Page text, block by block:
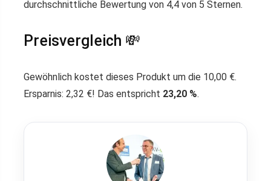
durchschnittliche Bewertung von 4,4 von 5 Sternen.
Preisvergleich 💸
Gewöhnlich kostet dieses Produkt um die 10,00 €.
Ersparnis: 2,32 €! Das entspricht 23,20 %.